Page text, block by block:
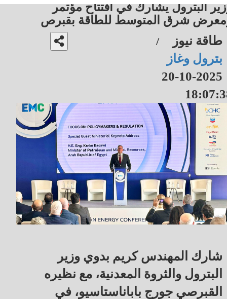
البترول يشارك في افتتاح مؤتمر
شرق المتوسط للطاقة بقبرص
طاقة نيوز /
بترول وغاز
2025-10-20
شارك المهندس كريم بدوي وزير
البترول والثروة المعدنية، مع نظيره
القبرصي جورج باباناستاسيو، في